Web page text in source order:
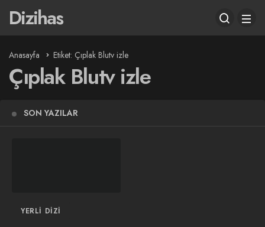
Dizihas
Anasayfa Etiket: Çıplak Blutv izle
Çıplak Blutv izle
SON YAZILAR
YERLI DIZI